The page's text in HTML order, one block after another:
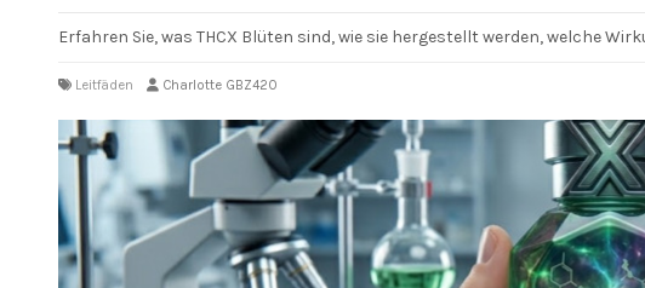
Erfahren Sie, was THCX Blüten sind, wie sie hergestellt werden, welche
Leitfäden Charlotte GBZ420